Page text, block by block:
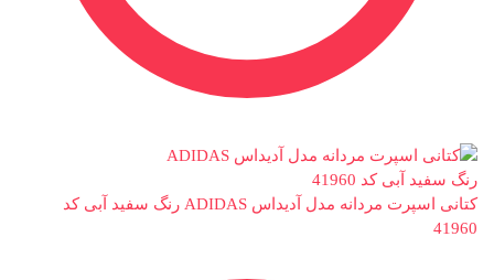
کتانی اسپرت مردانه مدل آدیداس ADIDAS رنگ سفید آبی کد
41960